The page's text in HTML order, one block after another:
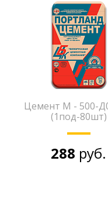
Цемент М - 500-
(1под-80шт)
288 руб.